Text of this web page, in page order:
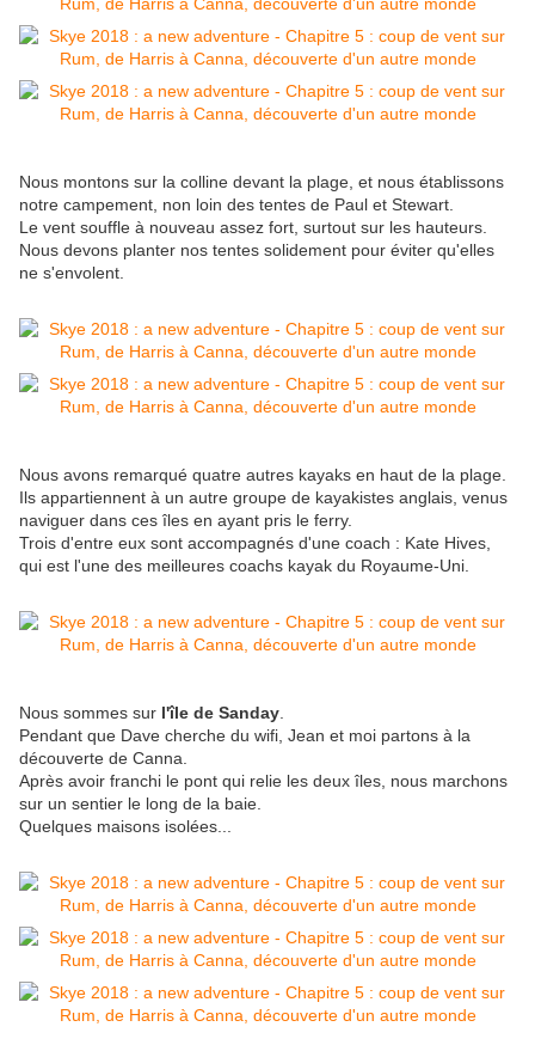
Nous montons sur la colline devant la plage, et nous établissons
notre campement, non loin des tentes de Paul et Stewart.
Le vent souffle à nouveau assez fort, surtout sur les hauteurs.
Nous devons planter nos tentes solidement pour éviter qu'elles
ne s'envolent.
Nous avons remarqué quatre autres kayaks en haut de la plage.
Ils appartiennent à un autre groupe de kayakistes anglais, venus
naviguer dans ces îles en ayant pris le ferry.
Trois d'entre eux sont accompagnés d'une coach : Kate Hives,
qui est l'une des meilleures coachs kayak du Royaume-Uni.
Nous sommes sur l'île de Sanday
Pendant que Dave cherche du wifi, Jean et moi partons à la
découverte de Canna.
Après avoir franchi le pont qui relie les deux îles, nous marchons
sur un sentier le long de la baie.
Quelques maisons isolées...